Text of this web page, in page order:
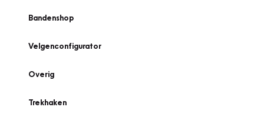
Bandenshop
Velgenconfigurator
Overig
Trekhaken